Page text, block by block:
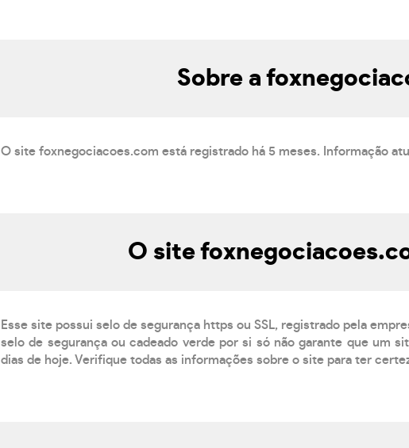
Sobre a
O site foxnegociacoes.com está registrado há 5 meses. Informação
O site
Esse site possui selo de segurança https ou SSL, registrado pela
selo de segurança ou cadeado verde por si só não garante que um
dias de hoje. Verifique todas as informações sobre o site para ter